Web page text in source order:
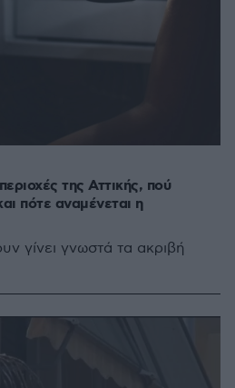
της Αττικής, πού
πότε αναμένεται η
γίνει γνωστά τα ακριβή